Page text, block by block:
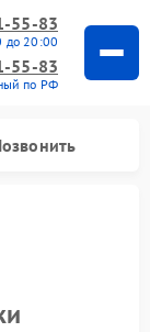
55-83
до 20:00
55-83
по РФ